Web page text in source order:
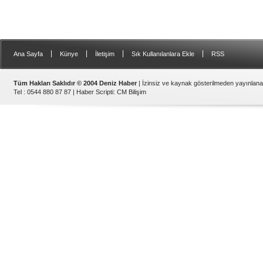
Ana Sayfa Künye İletişim Sık Kullanılanlara Ekle RSS
Tüm Hakları Saklıdır © 2004 Deniz Haber | İzinsiz ve kaynak gösterilmeden
Tel : 0544 880 87 87 | Haber Scripti: CM Bilişim